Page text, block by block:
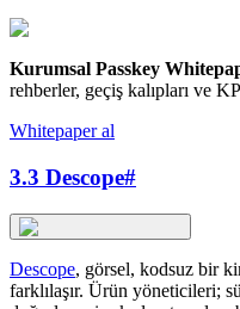
Kurumsal Passkey
rehberler, geçiş kalıpları ve
Whitepaper al
3.3 Descope#
Descope, görsel, kodsuz bir
farklılaşır. Ürün yöneticileri;